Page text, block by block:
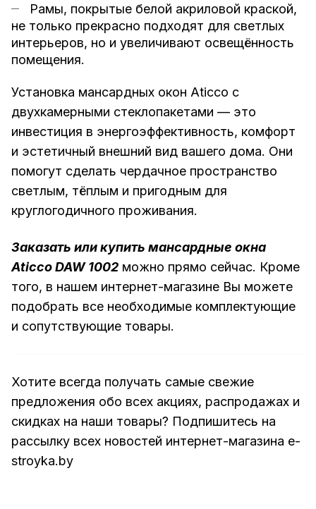
Рамы, покрытые белой акриловой краской,
не только прекрасно подходят для светлых
интерьеров, но и увеличивают освещённость
помещения.
Установка мансардных окон Aticco с
двухкамерными стеклопакетами — это
инвестиция в энергоэффективность, комфорт
и эстетичный внешний вид вашего дома. Они
помогут сделать чердачное пространство
светлым, тёплым и пригодным для
круглогодичного проживания.
Заказать или купить мансардные окна
Aticco DAW 1002 можно прямо сейчас. Кроме
того, в нашем интернет-магазине Вы можете
подобрать все необходимые комплектующие
и сопутствующие товары.
Хотите всегда получать самые свежие
предложения обо всех акциях, распродажах и
скидках на наши товары? Подпишитесь на
рассылку всех новостей интернет-магазина e-
stroyka.by